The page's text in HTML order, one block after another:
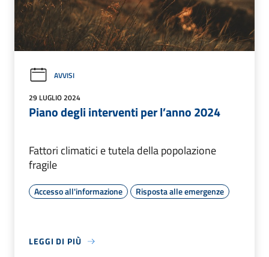
AVVISI
29 LUGLIO 2024
Piano degli interventi per l’anno 2024
Fattori climatici e tutela della popolazione
fragile
Accesso all'informazione Risposta alle emergenze
LEGGI DI PIÙ